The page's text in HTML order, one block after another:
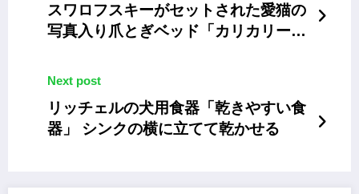
スワロフスキーがセットされた愛猫の
写真入り爪とぎベッド「カリカリーナ
Next post
リッチェルの犬用食器「乾きやすい食
器」 シンクの横に立てて乾かせる